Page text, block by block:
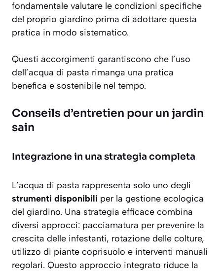
fondamentale valutare le condizioni specifiche
del proprio giardino prima di adottare questa
pratica in modo sistematico.
Questi accorgimenti garantiscono che l’uso
dell’acqua di pasta rimanga una pratica
benefica e sostenibile nel tempo.
Conseils d’entretien pour un jardin
sain
Integrazione in una strategia completa
L’acqua di pasta rappresenta solo uno degli
strumenti disponibili per la gestione ecologica
del giardino. Una strategia efficace combina
diversi approcci: pacciamatura per prevenire la
crescita delle infestanti, rotazione delle colture,
utilizzo di piante coprisuolo e interventi manuali
regolari. Questo approccio integrato riduce la